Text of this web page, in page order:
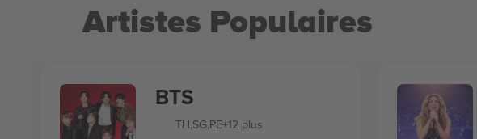
Artistes Populaires
BTS
TH,SG,PE+12 plus